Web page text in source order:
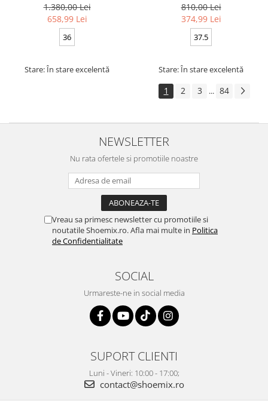
1.380,00 Lei
658,99 Lei
36
Stare: În stare excelentă
810,00 Lei
374,99 Lei
37.5
Stare: În stare excelentă
1 2 3 ... 84
NEWSLETTER
Nu rata ofertele si promotiile noastre
Vreau sa primesc newsletter cu promotiile si
noutatile Shoemix.ro. Afla mai multe in Politica
de Confidentialitate
SOCIAL
Urmareste-ne in social media
SUPORT CLIENTI
Luni - Vineri: 10:00 - 17:00;
contact@shoemix.ro